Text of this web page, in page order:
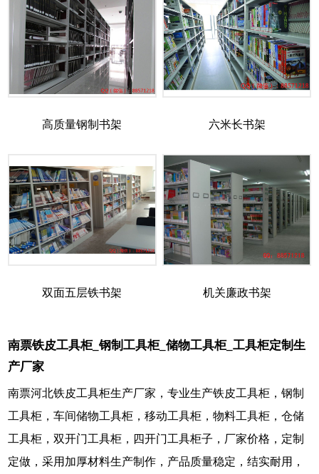
高质量钢制书架 六米长书架
双面五层铁书架 机关廉政书架
南票铁皮工具柜_钢制工具柜_储物工具柜_工具柜定制生
产厂家
南票河北铁皮工具柜生产厂家，专业生产铁皮工具柜，钢制
工具柜，车间储物工具柜，移动工具柜，物料工具柜，仓储
工具柜，双开门工具柜，四开门工具柜子，厂家价格，定制
定做，采用加厚材料生产制作，产品质量稳定，结实耐用，